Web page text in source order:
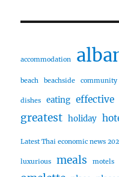
accommodation
beach beachside community
dishes eating effective
greatest holiday
Latest Thai economic news
luxurious meals motels